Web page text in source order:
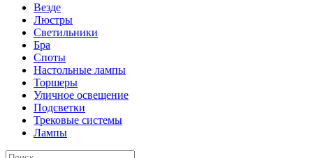
Везде
Люстры
Светильники
Бра
Споты
Настольные лампы
Торшеры
Уличное освещение
Подсветки
Трековые системы
Лампы